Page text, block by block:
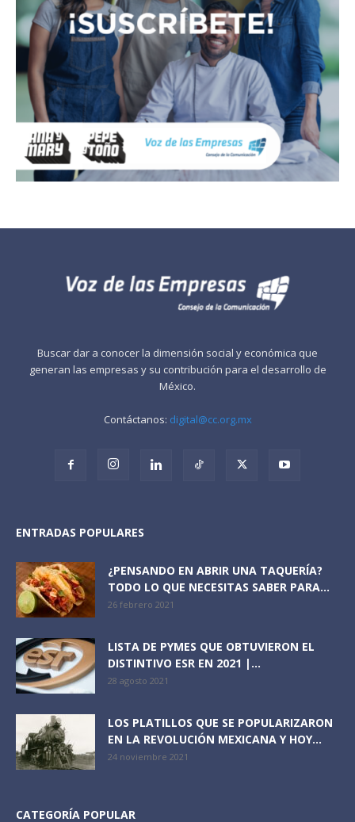
Buscar dar a conocer la dimensión social y económica que
generan las empresas y su contribución para el desarrollo de
México.
Contáctanos: digital@cc.org.mx
ENTRADAS POPULARES
¿PENSANDO EN ABRIR UNA TAQUERÍA?
TODO LO QUE NECESITAS SABER PARA...
26 febrero 2021
LISTA DE PYMES QUE OBTUVIERON EL
DISTINTIVO ESR EN 2021 |...
28 agosto 2021
LOS PLATILLOS QUE SE POPULARIZARON
EN LA REVOLUCIÓN MEXICANA Y HOY...
24 noviembre 2021
CATEGORÍA POPULAR